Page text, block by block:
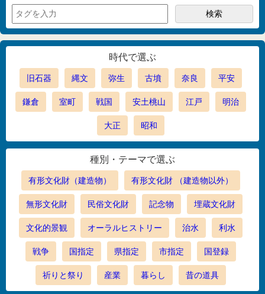
時代で選ぶ
旧石器 縄文 弥生 古墳 奈良 平安
鎌倉 室町 戦国 安土桃山 江戸 明治
大正 昭和
種別・テーマで選ぶ
有形文化財（建造物） 有形文化財 （建造物以外）
無形文化財 民俗文化財 記念物 埋蔵文化財
文化的景観 オーラルヒストリー 治水 利水
戦争 国指定 県指定 市指定 国登録
祈りと祭り 産業 暮らし 昔の道具